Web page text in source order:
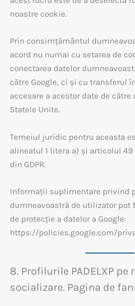
noastre cookie.
Prin consimțământul
acord nu numai cu setarea de
conectarea datelor
către Google, ci și cu transferul
accesare a acestor date de
Statele Unite.
Temeiul juridic pentru aceasta
alineatul 1 litera a) și articolul
din GDPR.
Informații suplimentare privind
dumneavoastră de utilizator pot
de protecție a datelor a Google:
https://policies.google.com/
8. Profilurile PADELXP pe
socializare. Pagina de